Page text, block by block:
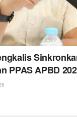
PPAS APBD